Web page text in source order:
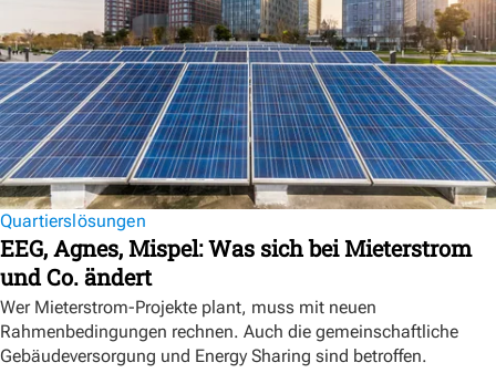
Quartierslösungen
EEG, Agnes, Mispel: Was sich bei Mieterstrom
und Co. ändert
Wer Mieterstrom-Projekte plant, muss mit neuen
Rahmenbedingungen rechnen. Auch die gemeinschaftliche
Gebäudeversorgung und Energy Sharing sind betroffen.